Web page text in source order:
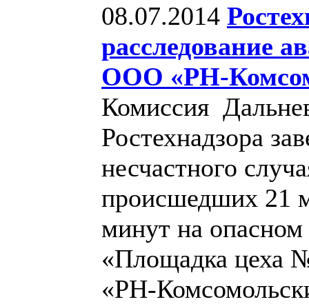
08.07.2014
расследование
ООО «РН-
Комиссия
Ростехнадзора
несчастного
происшедших 21
минут на опасном
«Площадка цеха
«РН-